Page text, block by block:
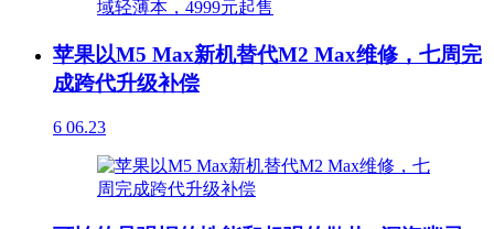
苹果以M5 Max新机替代M2 Max维修，七周完
成跨代升级补偿
6 06.23